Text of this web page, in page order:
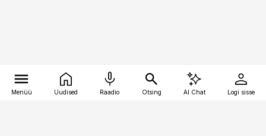
Menüü Uudised Raadio Otsing AI Chat Logi sisse